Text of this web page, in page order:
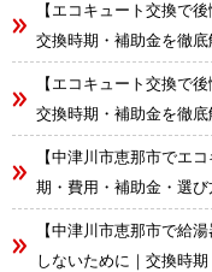
【エコキュート交換で
交換時期・補助金を徹
【エコキュート交換で
交換時期・補助金を徹
【中津川市恵那市でエ
期・費用・補助金・選び
【中津川市恵那市で給
しないために｜交換時